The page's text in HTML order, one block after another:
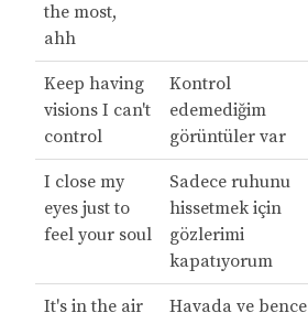
the most,
ahh
Keep having
visions I can't
control
Kontrol
edemediğim
görüntüler var
I close my
eyes just to
feel your soul
Sadece ruhunu
hissetmek için
gözlerimi
kapatıyorum
It's in the air
Havada ve bence